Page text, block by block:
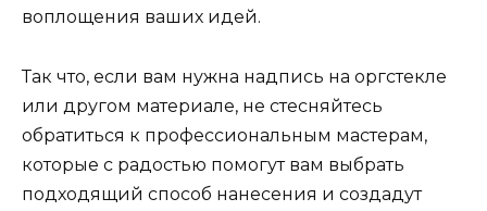
воплощения ваших идей.
Так что, если вам нужна надпись на оргстекле
или другом материале, не стесняйтесь
обратиться к профессиональным мастерам,
которые с радостью помогут вам выбрать
подходящий способ нанесения и создадут